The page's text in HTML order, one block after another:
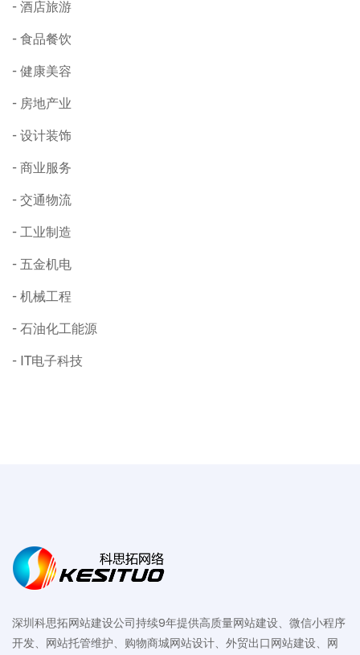
酒店旅游
食品餐饮
健康美容
房地产业
设计装饰
商业服务
交通物流
工业制造
五金机电
机械工程
石油化工能源
IT电子科技
深圳科思拓网站建设公司持续9年提供高质量网站建设、微信小程序
开发、网站托管维护、购物商城网站设计、外贸出口网站建设、网